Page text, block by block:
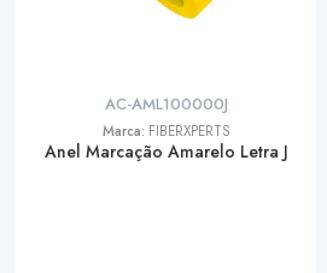
AC-AML100000J
Marca: FIBERXPERTS
Anel Marcação Amarelo Letra J